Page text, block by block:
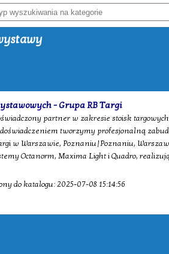
- Grupa RB Targi
partner w zakresie stoisk
tworzymy profesjonalną
w Warszawie, Poznaniu|Poznaniu,
Octanorm, Maxima Light i Quadro,
do katalogu: 2025-07-08 15:14:56